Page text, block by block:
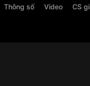
Thông số Video CS